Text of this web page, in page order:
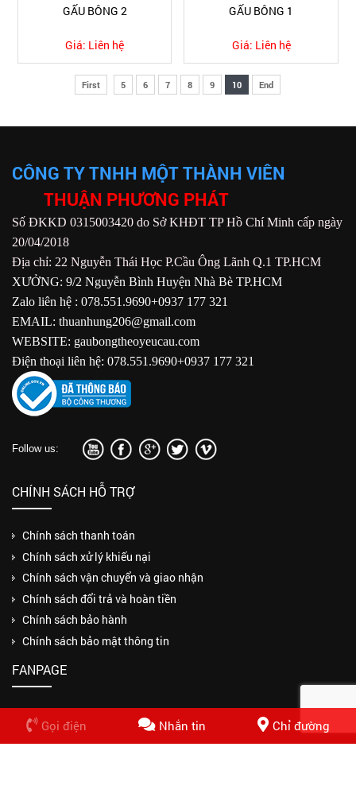
GẤU BÔNG 2
Giá: Liên hệ
GẤU BÔNG 1
Giá: Liên hệ
First 5 6 7 8 9 10 End
CÔNG TY TNHH MỘT THÀNH VIÊN
THUẬN PHƯƠNG PHÁT
Số ĐKKD 0315003420 do Sở KHĐT TP Hồ Chí Minh cấp ngày
20/04/2018
Địa chỉ: 22 Nguyễn Thái Học P.Cầu Ông Lãnh Q.1 TP.HCM
XƯỞNG: 9/2 Nguyễn Bình Huyện Nhà Bè TP.HCM
Zalo liên hệ : 078.551.9690+0937 177 321
EMAIL: thuanhung206@gmail.com
WEBSITE: gaubongtheoyeucau.com
Điện thoại liên hệ: 078.551.9690+0937 177 321
Follow us:
CHÍNH SÁCH HỖ TRỢ
Chính sách thanh toán
Chính sách xử lý khiếu nại
Chính sách vận chuyển và giao nhận
Chính sách đổi trả và hoàn tiền
Chính sách bảo hành
Chính sách bảo mật thông tin
FANPAGE
Gọi điện Nhắn tin Chỉ đường